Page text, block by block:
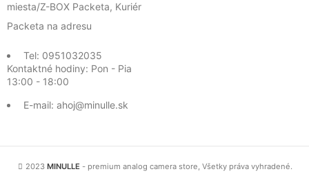
miesta/Z-BOX Packeta, Kuriér
Packeta na adresu
Tel: 0951032035
Kontaktné hodiny: Pon - Pia
13:00 - 18:00
E-mail: ahoj@minulle.sk
2023 MINULLE - premium analog camera store, Všetky práva vyhradené.